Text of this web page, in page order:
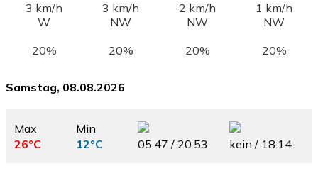
3 km/h
W
3 km/h
NW
2 km/h
NW
1 km/h
NW
20%
20% 20% 20%
Samstag, 08.08.2026
Max
26°C
Min
12°C
05:47 / 20:53 kein / 18:14